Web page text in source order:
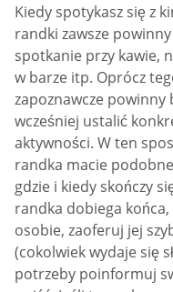
Kiedy spotykasz się z
randki zawsze
spotkanie przy kawie,
w barze itp. Oprócz
zapoznawcze
wcześniej ustalić
aktywności. W ten
randka macie
gdzie i kiedy skończy
randka dobiega
osobie, zaoferuj jej
(cokolwiek wydaje się
potrzeby poinformuj